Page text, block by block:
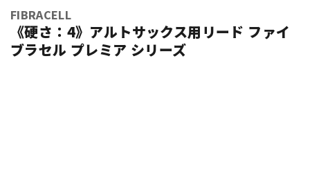
FIBRACELL
《硬さ：4》アルトサックス用リード ファイ
ブラセル プレミア シリーズ